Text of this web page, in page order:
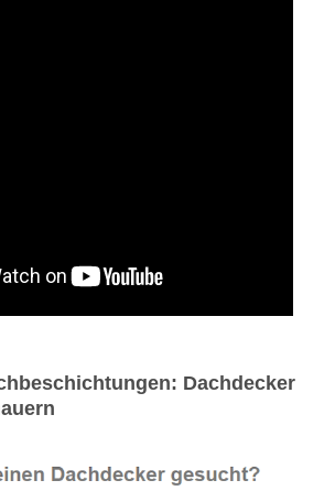
Dachdecker